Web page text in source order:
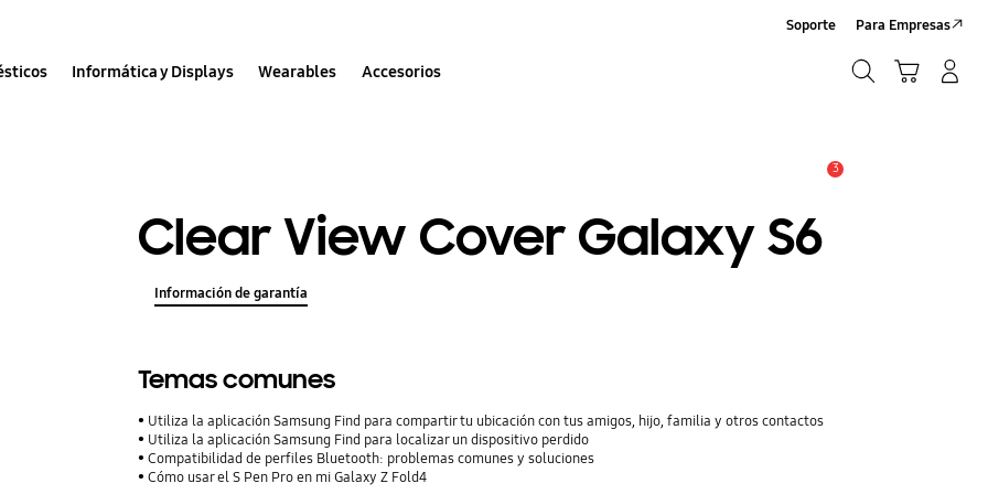
Informática y Displays Wearables Accesorios
Soporte Para Empresas
3
Clear View Cover Galaxy S6
Información de garantía
Temas comunes
Utiliza la aplicación Samsung Find para compartir tu ubicación con tus amigos, hijo, familia y otros contactos
Utiliza la aplicación Samsung Find para localizar un dispositivo perdido
Compatibilidad de perfiles Bluetooth: problemas comunes y soluciones
Cómo usar el S Pen Pro en mi Galaxy Z Fold4